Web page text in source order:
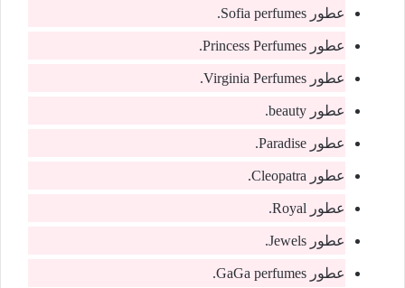
عطور Sofia perfumes.
عطور Princess Perfumes.
عطور Virginia Perfumes.
عطور beauty.
عطور Paradise.
عطور Cleopatra.
عطور Royal.
عطور Jewels.
عطور GaGa perfumes.